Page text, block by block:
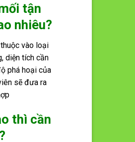
tận
nhiêu?
vào loại
diện tích cần
phá hoại của
sẽ đưa ra
thì cần